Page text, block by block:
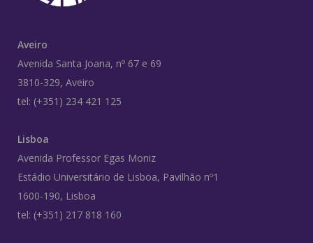
Aveiro
Avenida Santa Joana, nº 67 e 69
3810-329, Aveiro
tel: (+351) 234 421 125
Lisboa
Avenida Professor Egas Moniz
Estádio Universitário de Lisboa, Pavilhão nº1
1600-190, Lisboa
tel: (+351) 217 818 160